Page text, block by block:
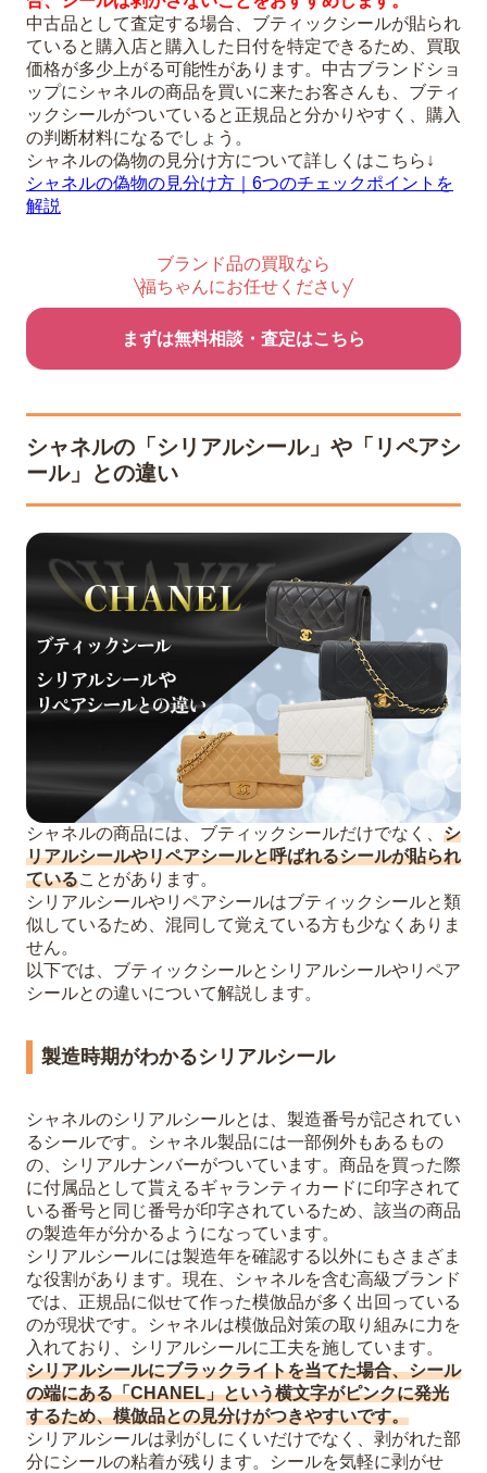
中古品として査定する場合、ブティックシールが貼られ
ていると購入店と購入した日付を特定できるため、買取
価格が多少上がる可能性があります。中古ブランドショ
ップにシャネルの商品を買いに来たお客さんも、ブティ
ックシールがついていると正規品と分かりやすく、購入
の判断材料になるでしょう。
シャネルの偽物の見分け方について詳しくはこちら↓
シャネルの偽物の見分け方｜6つのチェックポイントを
解説
ブランド品の買取なら
福ちゃんにお任せください
まずは無料相談・査定はこちら
シャネルの「シリアルシール」や「リペアシ
ール」との違い
シャネルの商品には、ブティックシールだけでなく、 シ
リアルシールやリペアシールと呼ばれるシールが貼られ
ていることがあります。
シリアルシールやリペアシールはブティックシールと類
似しているため、混同して覚えている方も少なくありま
せん。
以下では、ブティックシールとシリアルシールやリペア
シールとの違いについて解説します。
製造時期がわかるシリアルシール
シャネルのシリアルシールとは、製造番号が記されてい
るシールです。シャネル製品には一部例外もあるもの
の、シリアルナンバーがついています。商品を買った際
に付属品として貰えるギャランティカードに印字されて
いる番号と同じ番号が印字されているため、該当の商品
の製造年が分かるようになっています。
シリアルシールには製造年を確認する以外にもさまざま
な役割があります。現在、シャネルを含む高級ブランド
では、正規品に似せて作った模倣品が多く出回っている
のが現状です。シャネルは模倣品対策の取り組みに力を
入れており、シリアルシールに工夫を施しています。
シリアルシールにブラックライトを当てた場合、シール
の端にある「CHANEL」という横文字がピンクに発光
するため、模倣品との見分けがつきやすいです。
シリアルシールは剥がしにくいだけでなく、剥がれた部
分にシールの粘着が残ります。シールを気軽に剥がせ